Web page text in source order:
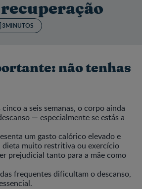
3MINUTOS
não tenhas
a seis semanas, o corpo ainda
— especialmente se estás a
um gasto calórico elevado e
dieta muito restritiva ou exercício
prejudicial tanto para a mãe como
frequentes dificultam o descanso,